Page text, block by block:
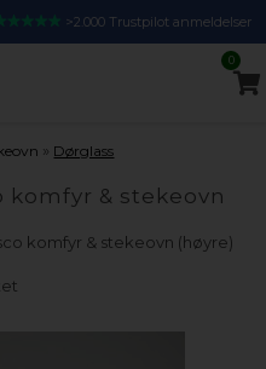
>2.000 Trustpilot anmeldelser
0
» Dørglass
komfyr & stekeovn
komfyr & stekeovn (høyre)